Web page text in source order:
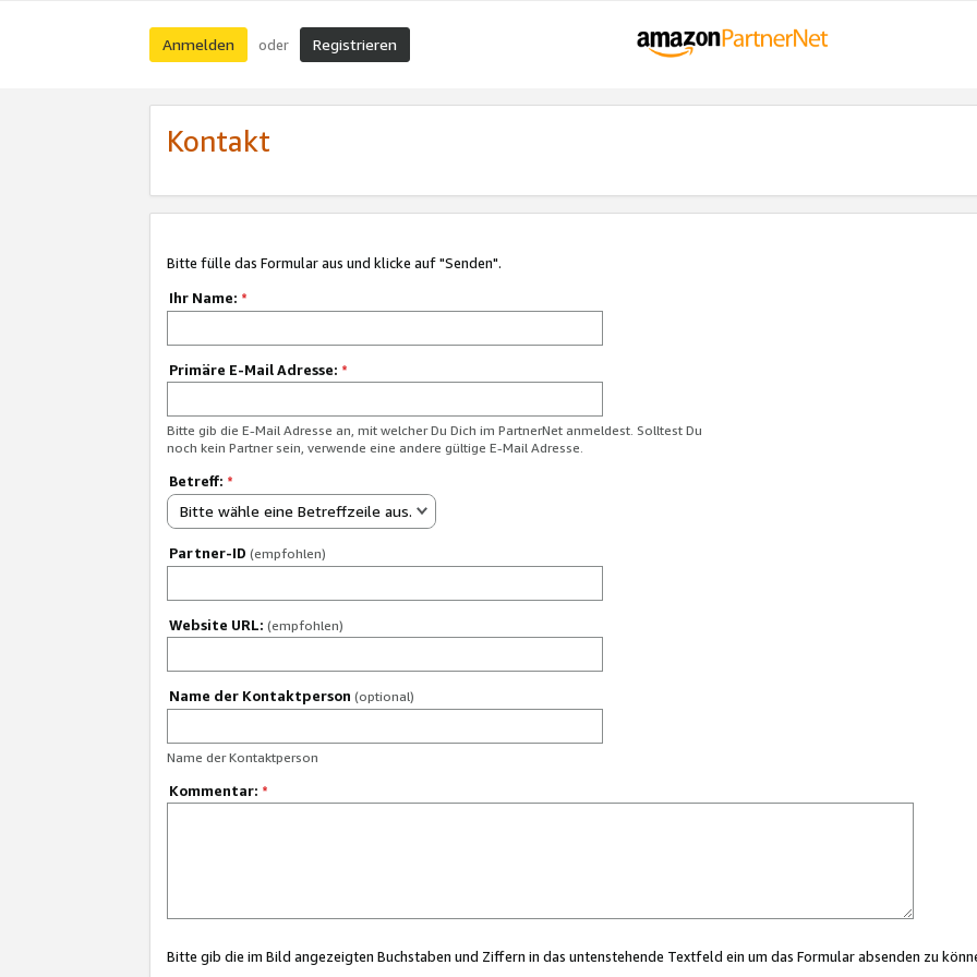
Anmelden oder Registrieren
Kontakt
Bitte fülle das Formular aus und klicke auf "Senden".
Ihr Name: *
Primäre E-Mail Adresse: *
Bitte gib die E-Mail Adresse an, mit welcher Du Dich im PartnerNet anmeldest. Solltest Du
noch kein Partner sein, verwende eine andere gültige E-Mail Adresse.
Betreff: *
Bitte wähle eine Betreffzeile aus.
Partner-ID (empfohlen)
Website URL: (empfohlen)
Name der Kontaktperson (optional)
Name der Kontaktperson
Kommentar: *
Bitte gib die im Bild angezeigten Buchstaben und Ziffern in das untenstehende Textfeld ein um das Formular absenden zu